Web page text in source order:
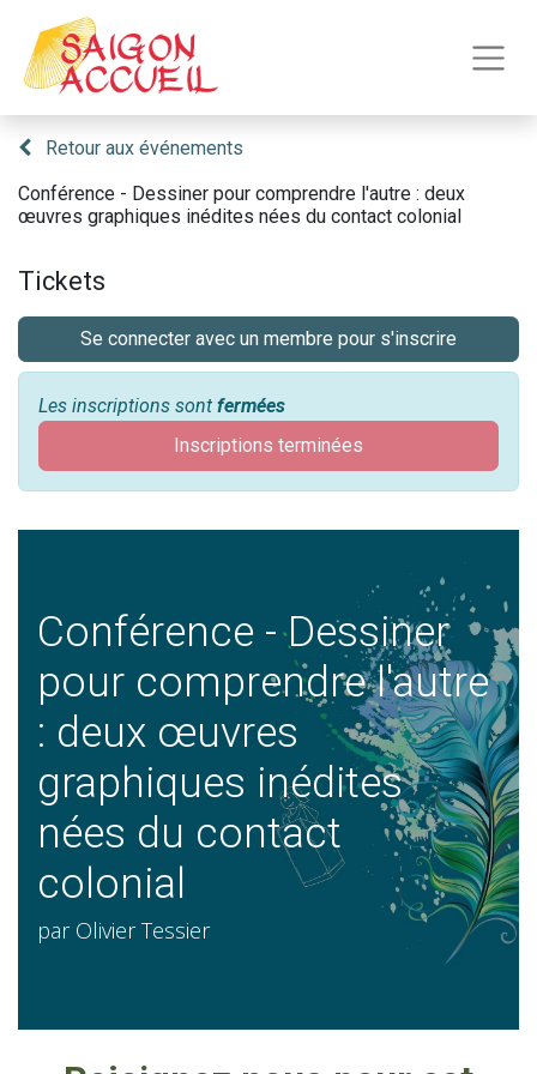
Retour aux événements
Conférence - Dessiner pour comprendre l'autre : deux
œuvres graphiques inédites nées du contact colonial
Tickets
Se connecter avec un membre pour s'inscrire
Les inscriptions sont fermées
Inscriptions terminées
Conférence - Dessiner
pour comprendre l'autre
: deux œuvres
graphiques inédites
nées du contact
colonial
par Olivier Tessier